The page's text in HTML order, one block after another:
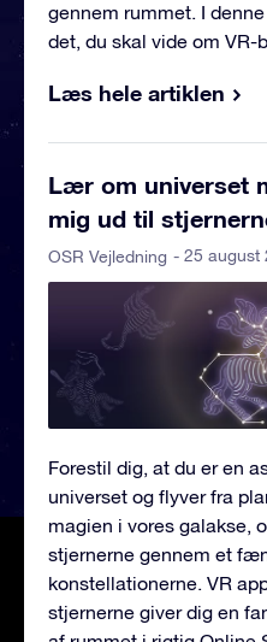
gennem rummet. I
det, du skal vide om VR-
Læs hele artiklen
Lær om universet
mig ud til
OSR Vejledning - 25 august
Forestil dig, at du er en
universet og flyver fra
magien i vores galakse,
stjernerne gennem et
konstellationerne. VR
stjernerne giver dig en